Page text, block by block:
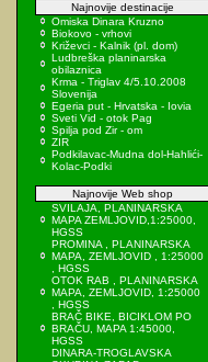
Najnovije destinacije
Omiska Dinara Kruzno
Biokovo - vrhovi
Križevci - Kalnik (pl. dom)
Ludbreška planinarska
obilaznica
Krma - Triglav 4/5.10.2008
Slovenija
Egeria put - Hrvatska - Iovia
Sveti Vid - otok Pag
Spilja pod Zir - om
ZIR
Podkilavac-Mudna dol-Hahlići-
Kolac-Podki
Najnovije Web shop
SVILAJA, PLANINARSKA
MAPA ZEMLJOVID,1:25000,
HGSS
PROMINA , PLANINARSKA
MAPA, ZEMLJOVID , 1:25000
, HGSS
OTOK RAB , PLANINARSKA
MAPA, ZEMLJOVID, 1:25000
, HGSS
BRAČ BIKE, BICIKLOM PO
BRAČU, MAPA 1:45000,
HGSS
DINARA-TROGLAVSKA